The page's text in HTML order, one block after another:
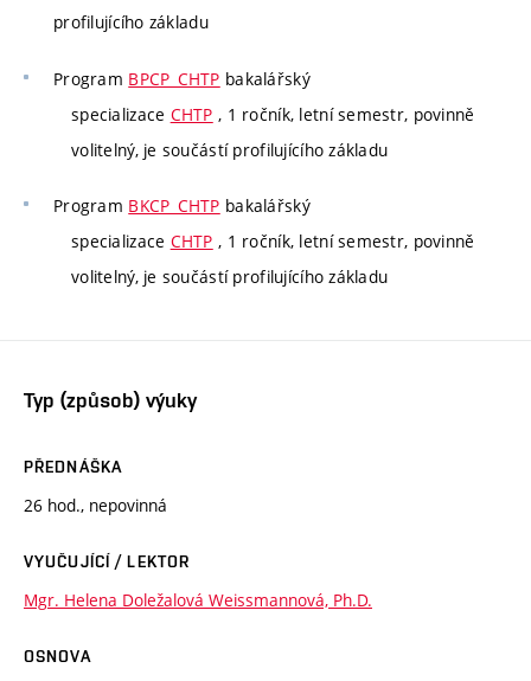
profilujícího základu
Program BPCP_CHTP bakalářský
specializace CHTP , 1 ročník, letní semestr, povinně
volitelný, je součástí profilujícího základu
Program BKCP_CHTP bakalářský
specializace CHTP , 1 ročník, letní semestr, povinně
volitelný, je součástí profilujícího základu
Typ (způsob) výuky
PŘEDNÁŠKA
26 hod., nepovinná
VYUČUJÍCÍ / LEKTOR
Mgr. Helena Doležalová Weissmannová, Ph.D.
OSNOVA